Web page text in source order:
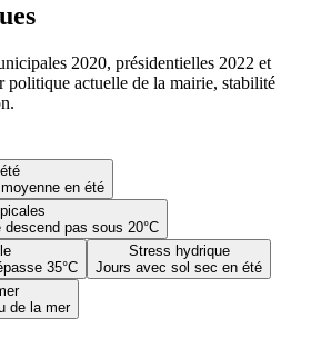
en été
pas sous 20°C
35°C
Stress hydrique
Jours avec sol sec en été
de la mer
2020, présidentielles 2022 et
politique actuelle de la mairie, stabilité